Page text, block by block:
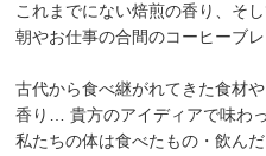
これまでにない焙煎の香り、そ
朝やお仕事の合間のコーヒーブ
古代から食べ継がれてきた食材
香り… 貴方のアイディアで味わ
私たちの体は食べたもの・飲んだ